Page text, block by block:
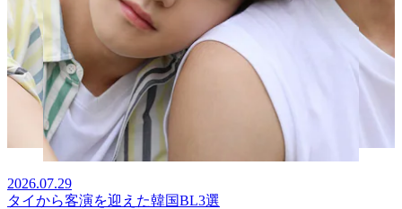
2026.07.29
タイから客演を迎えた韓国BL3選